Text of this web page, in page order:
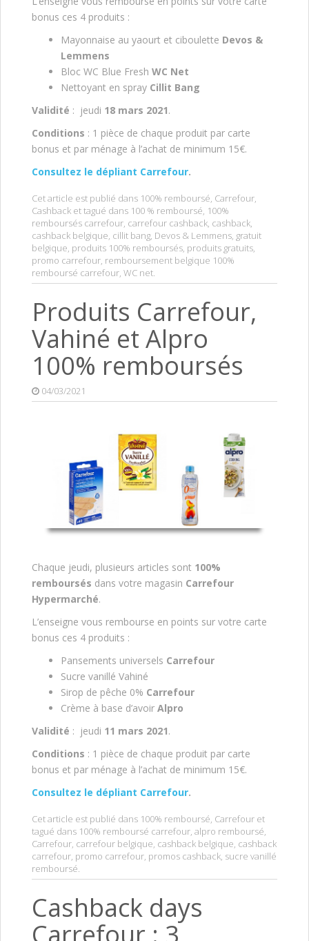
bonus ces 4 produits :
Mayonnaise au yaourt et ciboulette Devos &
Lemmens
Bloc WC Blue Fresh WC Net
Nettoyant en spray Cillit Bang
Validité : jeudi 18 mars 2021.
Conditions : 1 pièce de chaque produit par carte
bonus et par ménage à l’achat de minimum 15€.
Consultez le dépliant Carrefour.
Cet article est publié dans 100% remboursé Carrefour
Cashback et tagué dans 100 % remboursé 100%
remboursés carrefour carrefour cashback cashback
cashback belgique cillit bang Devos & Lemmens gratuit
belgique produits 100% remboursés produits gratuits
promo carrefour remboursement belgique 100%
remboursé carrefour WC net
Produits Carrefour,
Vahiné et Alpro
100% remboursés
04/03/2021
Chaque jeudi, plusieurs articles sont 100%
remboursés dans votre magasin Carrefour
Hypermarché.
L’enseigne vous rembourse en points sur votre carte
bonus ces 4 produits :
Pansements universels Carrefour
Sucre vanillé Vahiné
Sirop de pêche 0% Carrefour
Crème à base d’avoir Alpro
Validité : jeudi 11 mars 2021.
Conditions : 1 pièce de chaque produit par carte
bonus et par ménage à l’achat de minimum 15€.
Consultez le dépliant Carrefour.
Cet article est publié dans 100% remboursé, Carrefour et
tagué dans 100% remboursé carrefour, alpro remboursé,
Carrefour, carrefour belgique, cashback belgique, cashback
carrefour, promo carrefour, promos cashback, sucre vanillé
remboursé.
Cashback days